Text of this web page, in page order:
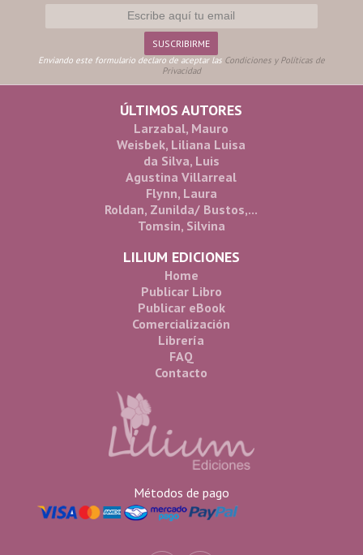
Enviando este formulario declaro de aceptar las Condiciones y Políticas de
Privacidad
ÚLTIMOS AUTORES
Larzabal, Mauro
Weisbek, Liliana Luisa
da Silva, Luis
Agustina Villarreal
Flynn, Laura
Roldan, Zunilda/ Bustos,...
Tomsin, Silvina
LILIUM EDICIONES
Home
Publicar Libro
Publicar eBook
Comercialización
Librería
FAQ
Contacto
Métodos de pago